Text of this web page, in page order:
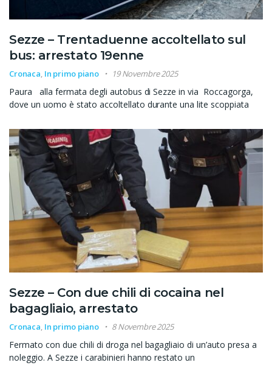
Sezze – Trentaduenne accoltellato sul
bus: arrestato 19enne
Cronaca, In primo piano 19 Novembre 2025
Paura alla fermata degli autobus di Sezze in via Roccagorga,
dove un uomo è stato accoltellato durante una lite scoppiata
Sezze – Con due chili di cocaina nel
bagagliaio, arrestato
Cronaca In primo piano 8 Novembre 2025
Fermato con due chili di droga nel bagagliaio di un’auto presa a
noleggio. A Sezze i carabinieri hanno restato un